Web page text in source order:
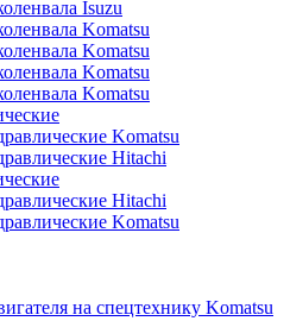
Isuzu
Komatsu
Komatsu
Komatsu
Komatsu
Komatsu
Hitachi
Hitachi
Komatsu
на спецтехнику Komatsu